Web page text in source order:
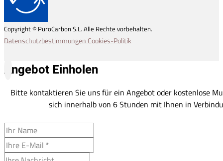
Copyright © PuroCarbon S.L. Alle Rechte vorbehalten.
Datenschutzbestimmungen Cookies-Politik
Angebot Einholen
Bitte kontaktieren Sie uns für ein Angebot oder kostenlose
sich innerhalb von 6 Stunden mit Ihnen in